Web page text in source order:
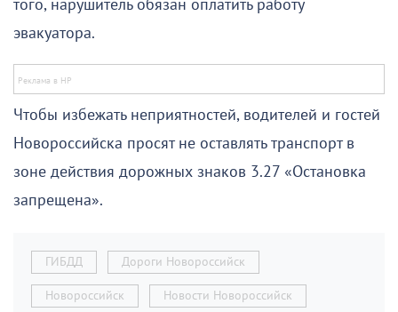
того, нарушитель обязан оплатить работу
эвакуатора.
Чтобы избежать неприятностей, водителей и гостей
Новороссийска просят не оставлять транспорт в
зоне действия дорожных знаков 3.27 «Остановка
запрещена».
ГИБДД Дороги Новороссийск
Новороссийск Новости Новороссийск